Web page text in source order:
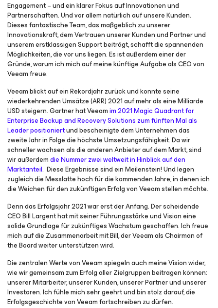
Engagement – und ein klarer Fokus auf Innovationen und
Partnerschaften. Und vor allem natürlich auf unsere Kunden.
Dieses fantastische Team, das maßgeblich zu unserer
Innovationskraft, dem Vertrauen unserer Kunden und Partner und
unserem erstklassigen Support beiträgt, schafft die spannenden
Möglichkeiten, die vor uns liegen. Es ist außerdem einer der
Gründe, warum ich mich auf meine künftige Aufgabe als CEO von
Veeam freue.
Veeam blickt auf ein Rekordjahr zurück und konnte seine
wiederkehrenden Umsätze (ARR) 2021 auf mehr als eine Milliarde
USD steigern. Gartner hat Veeamim 2021 Magic Quadrant for
Enterprise Backup and Recovery Solutions zum fünften Mal als
Leader positioniertund bescheinigte dem Unternehmen das
zweite Jahr in Folge die höchste Umsetzungsfähigkeit. Da wir
schneller wachsen als die anderen Anbieter auf dem Markt, sind
wir außerdemdie Nummer zwei weltweit in Hinblick auf den
Marktanteil. Diese Ergebnisse sind ein Meilenstein! Und legen
zugleich die Messlatte hoch für die kommenden Jahre, in denen ich
die Weichen für den zukünftigen Erfolg von Veeam stellen möchte.
Denn das Erfolgsjahr 2021 war erst der Anfang. Der scheidende
CEO Bill Largent hat mit seiner Führungsstärke und Vision eine
solide Grundlage für zukünftiges Wachstum geschaffen. Ich freue
mich auf die Zusammenarbeit mit Bill, der Veeam als Chairman of
the Board weiter unterstützen wird.
Die zentralen Werte von Veeam spiegeln auch meine Vision wider,
wie wir gemeinsam zum Erfolg aller Zielgruppen beitragen können:
unserer Mitarbeiter, unserer Kunden, unserer Partner und unserer
Investoren. Ich fühle mich sehr geehrt und bin stolz darauf, die
Erfolgsgeschichte von Veeam fortschreiben zu dürfen.